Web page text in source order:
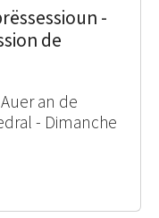
-
de
an de
- Dimanche